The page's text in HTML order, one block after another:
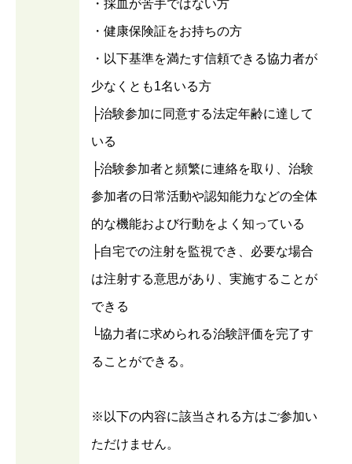
・採血が苦手ではない方
・健康保険証をお持ちの方
・以下基準を満たす信頼できる協力者が
少なくとも1名いる方
├治験参加に同意する法定年齢に達して
いる
├治験参加者と頻繁に連絡を取り、治験
参加者の日常活動や認知能力などの全体
的な機能および行動をよく知っている
├自宅での注射を監視でき、必要な場合
は注射する意思があり、実施することが
できる
└協力者に求められる治験評価を完了す
ることができる。
※以下の内容に該当される方はご参加い
ただけません。